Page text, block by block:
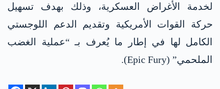
لخدمة الأغراض العسكرية، وذلك بهدف تسهيل
حركة القوات الأمريكية وتقديم الدعم اللوجستي
الكامل لها في إطار ما يُعرف بـ “عملية الغضب
الملحمي” (Epic Fury).